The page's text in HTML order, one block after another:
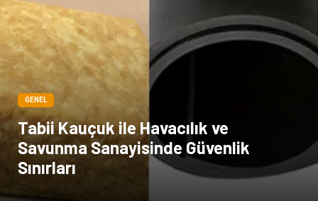
GENEL
Tabii Kauçuk ile Havacılık ve
Savunma Sanayisinde Güvenlik
Sınırları